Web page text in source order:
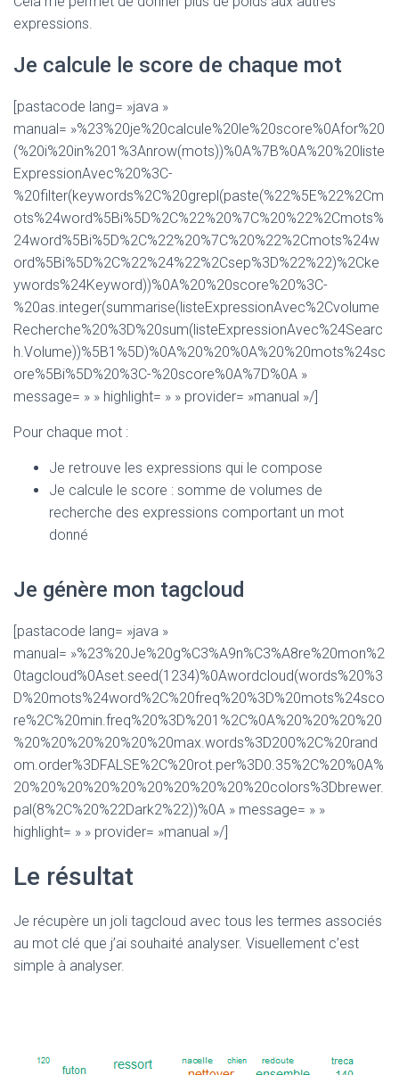
expressions.
Je calcule le score de chaque mot
[pastacode lang= »java »
manual= »%23%20je%20calcule%20le%20score%0Afor%20
(%20i%20in%201%3Anrow(mots))%0A%7B%0A%20%20liste
ExpressionAvec%20%3C-
%20filter(keywords%2C%20grepl(paste(%22%5E%22%2Cm
ots%24word%5Bi%5D%2C%22%20%7C%20%22%2Cmots%
24word%5Bi%5D%2C%22%20%7C%20%22%2Cmots%24w
ord%5Bi%5D%2C%22%24%22%2Csep%3D%22%22)%2Cke
ywords%24Keyword))%0A%20%20score%20%3C-
%20as.integer(summarise(listeExpressionAvec%2Cvolume
Recherche%20%3D%20sum(listeExpressionAvec%24Searc
h.Volume))%5B1%5D)%0A%20%20%0A%20%20mots%24sc
ore%5Bi%5D%20%3C-%20score%0A%7D%0A »
message= » » highlight= » » provider= »manual »/]
Pour chaque mot :
Je retrouve les expressions qui le compose
Je calcule le score : somme de volumes de
recherche des expressions comportant un mot
donné
Je génère mon tagcloud
[pastacode lang= »java »
manual= »%23%20Je%20g%C3%A9n%C3%A8re%20mon%2
0tagcloud%0Aset.seed(1234)%0Awordcloud(words%20%3
D%20mots%24word%2C%20freq%20%3D%20mots%24sco
re%2C%20min.freq%20%3D%201%2C%0A%20%20%20%20
%20%20%20%20%20%20max.words%3D200%2C%20rand
om.order%3DFALSE%2C%20rot.per%3D0.35%2C%20%0A%
20%20%20%20%20%20%20%20%20%20colors%3Dbrewer.
pal(8%2C%20%22Dark2%22))%0A » message= » »
highlight= » » provider= »manual »/]
Le résultat
Je récupère un joli tagcloud avec tous les termes associés
au mot clé que j’ai souhaité analyser. Visuellement c’est
simple à analyser.